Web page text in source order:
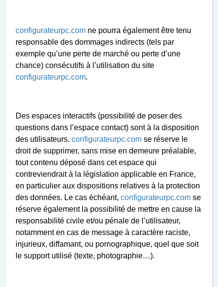
configurateurpc.com ne pourra également être tenu
responsable des dommages indirects (tels par
exemple qu’une perte de marché ou perte d’une
chance) consécutifs à l’utilisation du site
configurateurpc.com.
Des espaces interactifs (possibilité de poser des
questions dans l’espace contact) sont à la disposition
des utilisateurs. configurateurpc.com se réserve le
droit de supprimer, sans mise en demeure préalable,
tout contenu déposé dans cet espace qui
contreviendrait à la législation applicable en France,
en particulier aux dispositions relatives à la protection
des données. Le cas échéant, configurateurpc.com se
réserve également la possibilité de mettre en cause la
responsabilité civile et/ou pénale de l’utilisateur,
notamment en cas de message à caractère raciste,
injurieux, diffamant, ou pornographique, quel que soit
le support utilisé (texte, photographie…).